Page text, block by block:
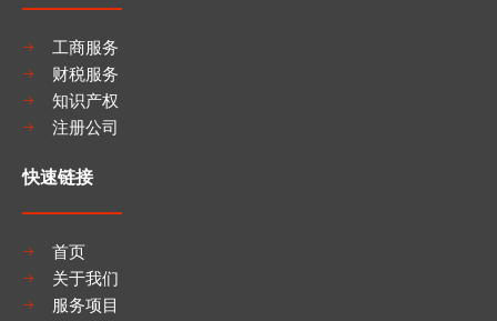
工商服务
财税服务
知识产权
注册公司
快速链接
首页
关于我们
服务项目